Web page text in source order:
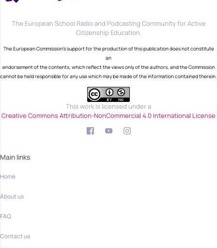
The European School Radio and Podcasting Community for Active
Citizenship Education.
The European Commission's support for the production of this publication does not constitute
an
endorsement of the contents, which reflect the views only of the authors, and the Commission
cannot be held responsible for any use which may be made of the information contained therein.
This work is licensed under a
Creative Commons Attribution-NonCommercial 4.0 International License
Main links
Home
About us
FAQ
Contact us